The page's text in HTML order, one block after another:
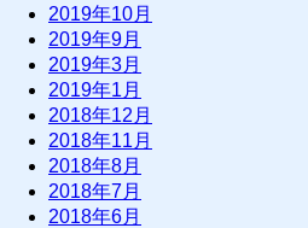
2019年10月
2019年9月
2019年3月
2019年1月
2018年12月
2018年11月
2018年8月
2018年7月
2018年6月